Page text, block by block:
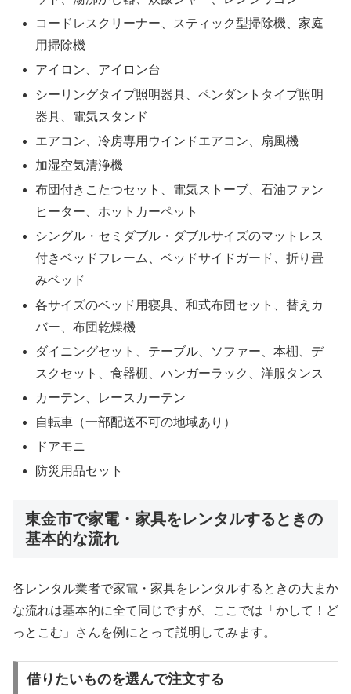
コードレスクリーナー、スティック型掃除機、家庭
用掃除機
アイロン、アイロン台
シーリングタイプ照明器具、ペンダントタイプ照明
器具、電気スタンド
エアコン、冷房専用ウインドエアコン、扇風機
加湿空気清浄機
布団付きこたつセット、電気ストーブ、石油ファン
ヒーター、ホットカーペット
シングル・セミダブル・ダブルサイズのマットレス
付きベッドフレーム、ベッドサイドガード、折り畳
みベッド
各サイズのベッド用寝具、和式布団セット、替えカ
バー、布団乾燥機
ダイニングセット、テーブル、ソファー、本棚、デ
スクセット、食器棚、ハンガーラック、洋服タンス
カーテン、レースカーテン
自転車（一部配送不可の地域あり）
ドアモニ
防災用品セット
東金市で家電・家具をレンタルするときの
基本的な流れ
各レンタル業者で家電・家具をレンタルするときの大まか
な流れは基本的に全て同じですが、ここでは「かして！ど
っとこむ」さんを例にとって説明してみます。
借りたいものを選んで注文する